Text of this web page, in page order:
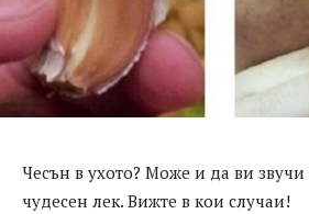
Чесън в ухото? Може и да ви звучи
чудесен лек. Вижте в кои случаи!